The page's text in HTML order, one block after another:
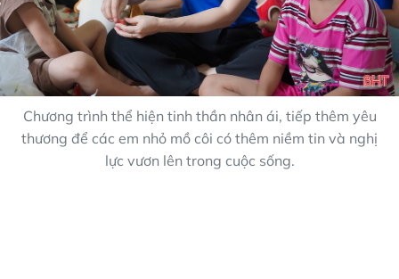
Chương trình thể hiện tinh thần nhân ái, tiếp thêm yêu
thương để các em nhỏ mồ côi có thêm niềm tin và nghị
lực vươn lên trong cuộc sống.